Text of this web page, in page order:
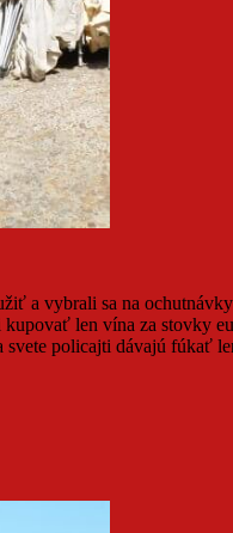
a vybrali sa na
len vína za stovky
policajti dávajú